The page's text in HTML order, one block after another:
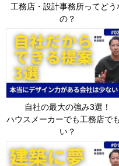
工務店・設計事務所ってどう
の？
自社の最大の強み3選！
ハウスメーカーでも工務店で
い？